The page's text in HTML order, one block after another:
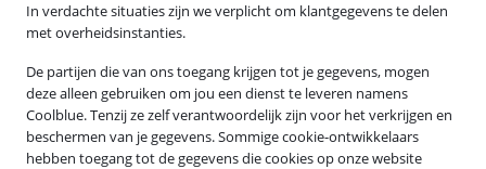
In verdachte situaties zijn we verplicht om klantgegevens te delen
met overheidsinstanties.
De partijen die van ons toegang krijgen tot je gegevens, mogen
deze alleen gebruiken om jou een dienst te leveren namens
Coolblue. Tenzij ze zelf verantwoordelijk zijn voor het verkrijgen en
beschermen van je gegevens. Sommige cookie-ontwikkelaars
hebben toegang tot de gegevens die cookies op onze website